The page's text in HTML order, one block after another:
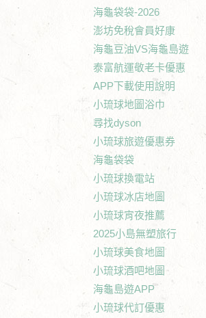
海龜袋袋-2026
澎坊免稅會員好康
海龜豆油VS海龜島遊
泰富航運敬老卡優惠
APP下載使用說明
小琉球地圖浴巾
尋找dyson
小琉球旅遊優惠券
海龜袋袋
小琉球換電站
小琉球冰店地圖
小琉球宵夜推薦
2025小島無塑旅行
小琉球美食地圖
小琉球酒吧地圖
海龜島遊APP
小琉球代訂優惠